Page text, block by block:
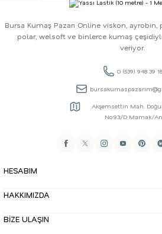
Bursa Kumaş Pazarı Online viskon,
polar, welsoft ve binlerce kumaş
veriyor.
0 (539) 948 39 18
Akşemsettin Mah.
No:93/D Mamak/
HESABIM
HAKKIMIZDA
BİZE ULAŞIN